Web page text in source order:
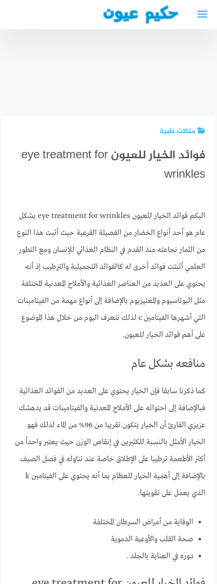
مقالات طبية
فوائد الخيار للعيون eye treatment for
wrinkles
اليكم فوائد الخيار للعيون eye treatment for wrinkles بشكل
عام هو أحد أنواع الخضار من الفصيلة القرعية حيث أثبت هذا النوع
من الثمار نجاعته منذ القدم في النظام الغذائي للإنسان ومع التطور
العلمي أثبتت فوائد أخرى له كالفوائد التجميلية والترطيب إذ أنه
يحتوي على العديد من العناصر الغذائية والأملاح المعدنية المختلفة
مثل البوتاسيوم والمغنيزيوم بالإضافة إلى أنواع مهمة من الفيتامينات
التي أشهرها الفيتامين c لذلك نتعرف اليوم من خلال هذا الموضوع
على أهم فوائد الخيار للعيون.
منافعه بشكل عام
كما ذكرنا سابقا فإن الخيار يحتوي على العديد من الفوائد الغذائية
فبالإضافة إلى احتوائه على الأملاح المعدنية والفيتامينات قد يدهشك
عزيزي القارئ أن الخيار يتكون تقريبا من 96% من الماء لذلك فهو
الخيار الأمثل بالنسبة للكثيرين في إنقاص الوزن حيث يعتبر واحداً من
أكثر الأطعمة ترطيبا على الإطلاق خاصة عند تناوله في فصل الصيف
بالإضافة إلى أهمية الخيار للعظام بما أنه يحتوي على الفيتامين k
الذي يعمل على تقويتها.
الوقاية من أمراض السرطان المختلفة
صحة القلب والأوعية الدموية
دوره في العناية بالجلد .